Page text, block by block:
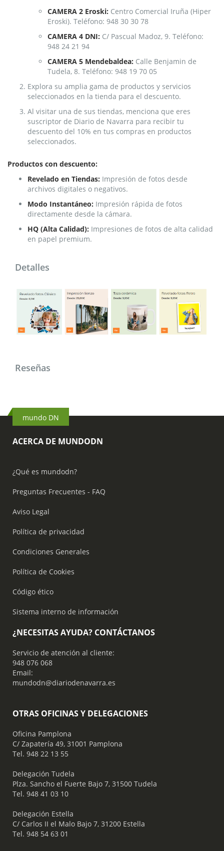
CAMERA 2 Eroski: Centro Comercial Iruña (Hiper
Eroski). Teléfono: 948 30 30 78
CAMERA 4 DNI: C/ Pascual Madoz, 9. Teléfono:
948 24 21 94
CAMERA 5 Mendebaldea: Calle Benjamin de
Tudela, 8. Teléfono: 948 19 70 05
Explora su amplia gama de productos y servicios
seleccionados en la tienda para el descuento.
Al visitar una de sus tiendas, menciona que eres
suscriptor de Diario de Navarra para recibir tu
descuento del 10% en tus compras en productos
seleccionados.
Productos con descuento:
Revelado en Tiendas: Impresión de fotos desde
archivos digitales o negativos.
Modo Instantáneo: Impresión rápida de fotos
directamente desde la cámara.
HQ (Alta Calidad): Impresiones de fotos de alta calidad
en papel premium.
Detalles
Reseñas
mundo DN
ACERCA DE MUNDODN
¿Qué es mundodn?
Preguntas Frecuentes - FAQ
Aviso Legal
Política de privacidad
Condiciones Generales
Política de Cookies
Código ético
Sistema interno de información
¿NECESITAS AYUDA? CONTÁCTANOS
Servicio de atención al cliente:
948 076 068
Email:
mundodn@diariodenavarra.es
OTRAS OFICINAS Y DELEGACIONES
Oficina Pamplona
C/ Zapatería 49, 31001 Pamplona
Tel. 948 22 13 55
​ Delegación Tudela
Plza. Sancho el Fuerte Bajo 7, 31500 Tudela
Tel. 948 41 03 10
​ Delegación Estella
C/ Carlos II el Malo Bajo 7, 31200 Estella
Tel. 948 54 63 01